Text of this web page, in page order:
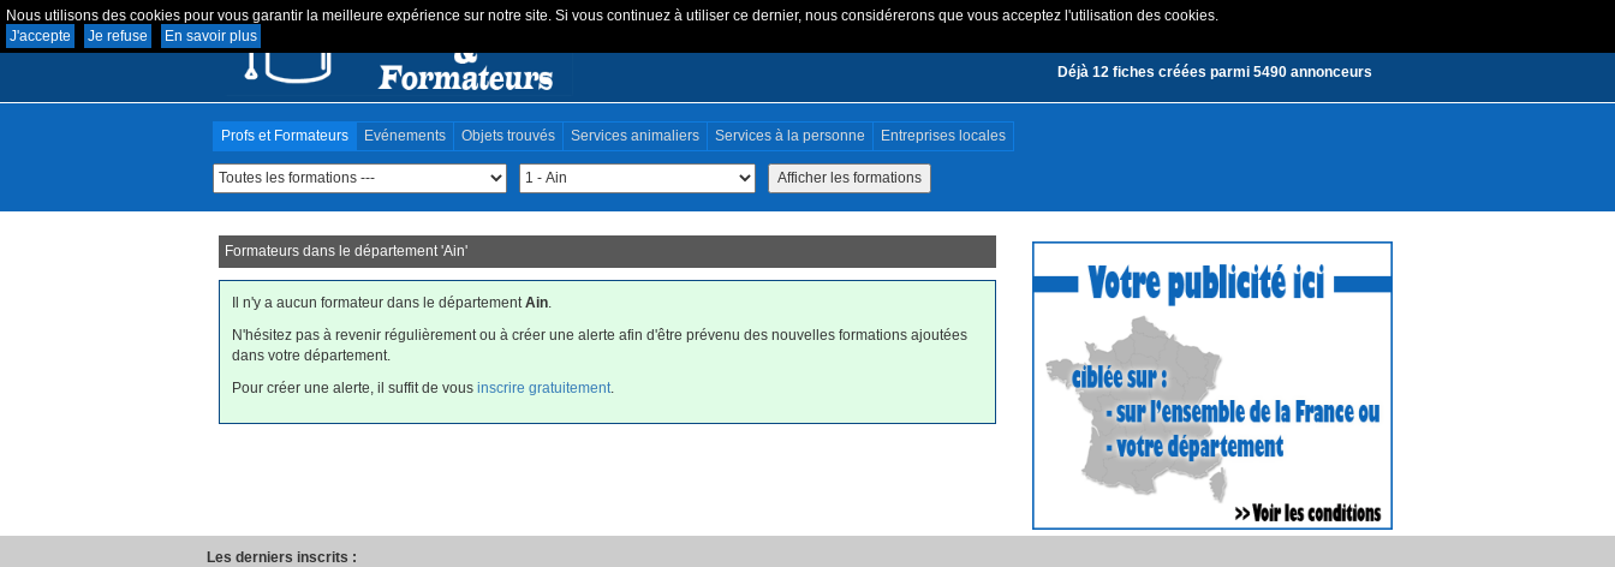
Nous utilisons des cookies pour vous garantir la meilleure expérience sur notre site. Si vous continuez à utiliser ce dernier, nous considérerons que vous acceptez l'utilisation des cookies.
J'accepte
Je refuse En savoir plus
Créer un compte
Déjà 12 fiches créées parmi 5490 annonceurs
Profs et Formateurs Evénements Objets trouvés Services animaliers Services à la personne Entreprises locales
Formateurs dans le département 'Ain'
Il n'y a aucun formateur dans le département Ain
N'hésitez pas à revenir régulièrement ou à créer une alerte afin d'être prévenu des nouvelles formations ajoutées
dans votre département.
Pour créer une alerte, il suffit de vous inscrire gratuitement
Les derniers inscrits :